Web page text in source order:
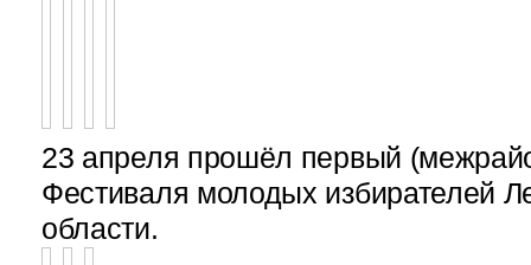
23 апреля прошёл первый
Фестиваля молодых избирателей
области.